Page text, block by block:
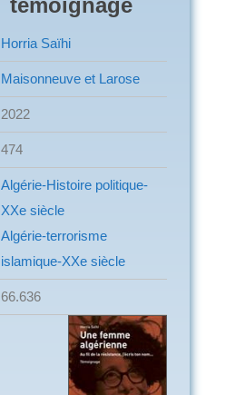
témoignage
Horria Saïhi
Maisonneuve et Larose
2022
474
Algérie-Histoire politique-
XXe siècle
Algérie-terrorisme
islamique-XXe siècle
66.636